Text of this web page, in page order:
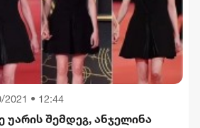
2021 • 12:44
უარის შემდეგ, ანჯელინა